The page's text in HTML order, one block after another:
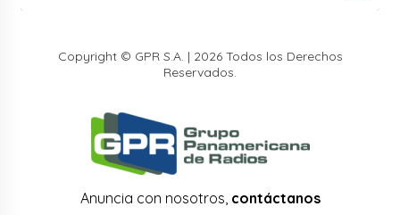
Copyright © GPR S.A. | 2026 Todos los Derechos
Reservados.
Anuncia con nosotros, contáctanos